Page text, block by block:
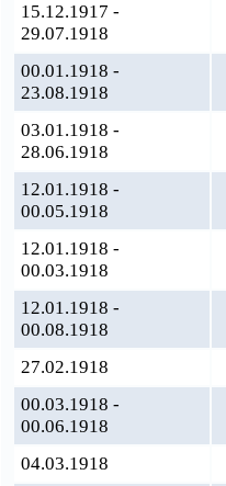
15.12.1917 -
29.07.1918
00.01.1918 -
23.08.1918
03.01.1918 -
28.06.1918
12.01.1918 -
00.05.1918
12.01.1918 -
00.03.1918
12.01.1918 -
00.08.1918
27.02.1918
00.03.1918 -
00.06.1918
04.03.1918